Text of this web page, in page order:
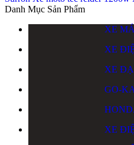
Danh Mục Sản Phẩm
XE
XE
XE
GO-
XE